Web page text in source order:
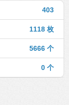
403
1118 枚
5666 个
0 个